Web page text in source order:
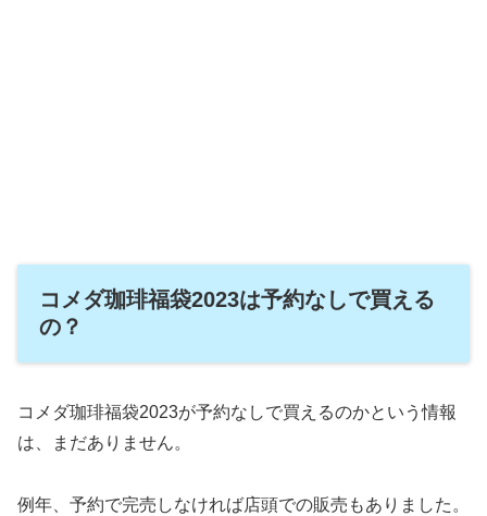
コメダ珈琲福袋2023は予約なしで買える
の？
コメダ珈琲福袋2023が予約なしで買えるのかという情報
は、まだありません。
例年、予約で完売しなければ店頭での販売もありました。